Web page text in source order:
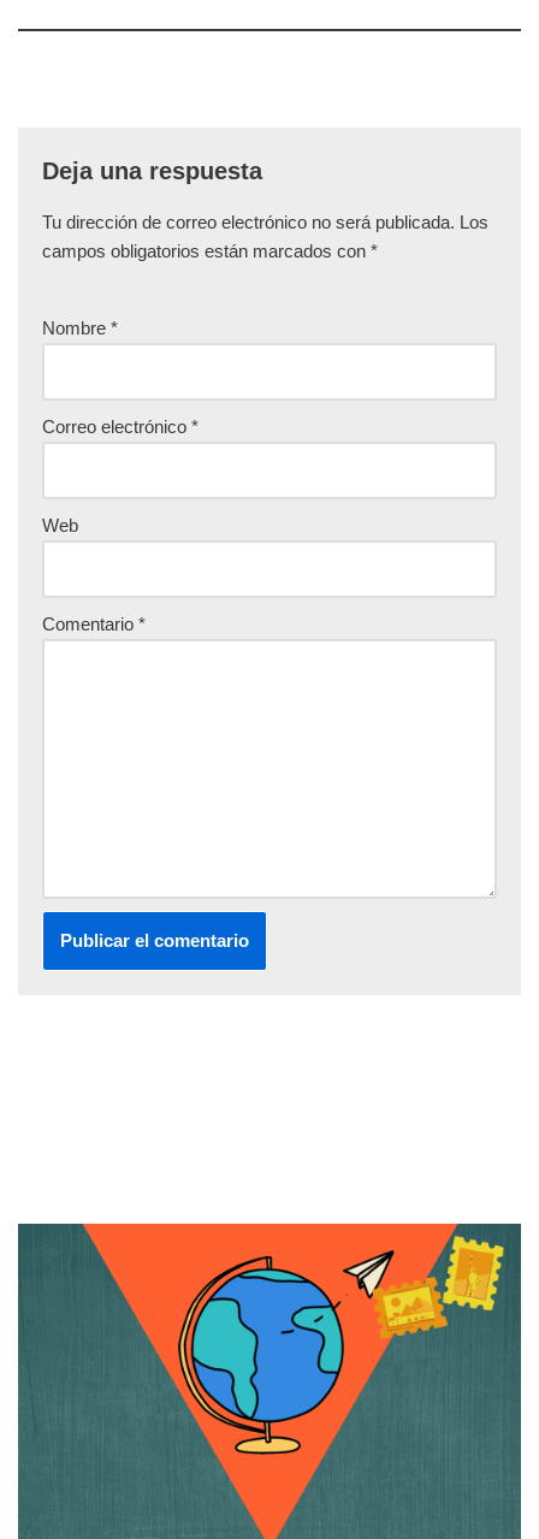
Deja una respuesta
Tu dirección de correo electrónico no será publicada. Los
campos obligatorios están marcados con *
Nombre *
Correo electrónico *
Web
Comentario *